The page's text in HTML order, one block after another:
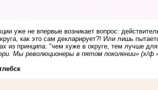
уже не впервые возникает вопрос:
как это сам декларирует?! Или лишь
из принципа: "чем хуже в округе, тем лучше
Мы революционеры в пятом поколении» (х/ф